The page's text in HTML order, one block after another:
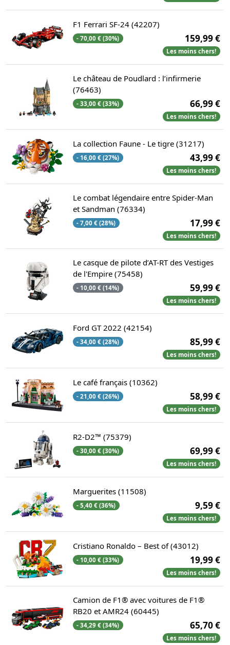
F1 Ferrari SF-24 (42207)
- 70,00 € (30%) 159,99 €
Les moins chers!
Le château de Poudlard : l’infirmerie
(76463)
- 33,00 € (33%) 66,99 €
Les moins chers!
La collection Faune - Le tigre (31217)
- 16,00 € (27%) 43,99 €
Les moins chers!
Le combat légendaire entre Spider-Man
et Sandman (76334)
- 7,00 € (28%) 17,99 €
Les moins chers!
Le casque de pilote d’AT-RT des Vestiges
de l'Empire (75458)
- 10,00 € (14%) 59,99 €
Les moins chers!
Ford GT 2022 (42154)
- 34,00 € (28%) 85,99 €
Les moins chers!
Le café français (10362)
- 21,00 € (26%) 58,99 €
Les moins chers!
R2-D2™ (75379)
- 30,00 € (30%) 69,99 €
Les moins chers!
Marguerites (11508)
- 5,40 € (36%) 9,59 €
Les moins chers!
Cristiano Ronaldo – Best of (43012)
- 10,00 € (33%) 19,99 €
Les moins chers!
Camion de F1® avec voitures de F1®
RB20 et AMR24 (60445)
- 34,29 € (34%) 65,70 €
Les moins chers!